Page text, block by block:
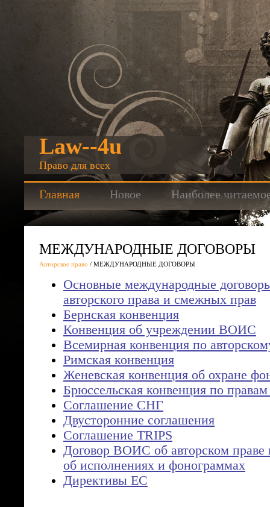
Law--4u
Право для всех
Главная Новое Наиболее
МЕЖДУНАРОДНЫЕ ДОГОВОРЫ
Авторское право / МЕЖДУНАРОДНЫЕ ДОГОВОРЫ
Основные международные
авторского права и смежных прав
Бернская конвенция
Конвенция об учреждении ВОИС
Всемирная конвенция по
Римская конвенция
Женевская конвенция об охране
Брюссельская конвенция по
Соглашение СНГ
Двусторонние соглашения
Соглашение TRIPS
Договор ВОИС об авторском
об исполнениях и фонограммах
Директивы ЕС